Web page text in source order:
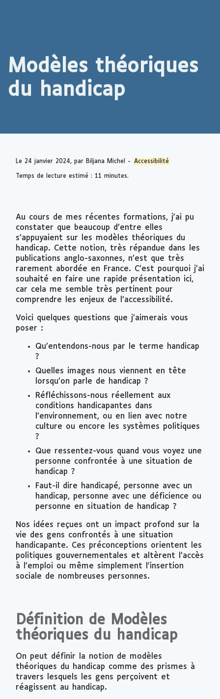
Modèles théoriques
du handicap
Le 24 janvier 2024, par Biljana Michel - Accessibilité
Temps de lecture estimé : 11 minutes.
Au cours de mes récentes formations, j’ai pu
constater que beaucoup d’entre elles
s’appuyaient sur les modèles théoriques du
handicap. Cette notion, très répandue dans les
publications anglo-saxonnes, n’est que très
rarement abordée en France. C’est pourquoi j’ai
souhaité en faire une rapide présentation ici,
car cela me semble très pertinent pour
comprendre les enjeux de l’accessibilité.
Voici quelques questions que j’aimerais vous
poser :
Qu’entendons-nous par le terme handicap
?
Quelles images nous viennent en tête
lorsqu’on parle de handicap ?
Réfléchissons-nous réellement aux
conditions handicapantes dans
l’environnement, ou en lien avec notre
culture ou encore les systèmes politiques
?
Que ressentez-vous quand vous voyez une
personne confrontée à une situation de
handicap ?
Faut-il dire handicapé, personne avec un
handicap, personne avec une déficience ou
personne en situation de handicap ?
Nos idées reçues ont un impact profond sur la
vie des gens confrontés à une situation
handicapante. Ces préconceptions orientent les
politiques gouvernementales et altèrent l’accès
à l’emploi ou même simplement l’insertion
sociale de nombreuses personnes.
Définition de Modèles
théoriques du handicap
On peut définir la notion de modèles
théoriques du handicap comme des prismes à
travers lesquels les gens perçoivent et
réagissent au handicap.